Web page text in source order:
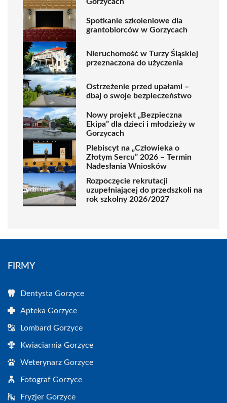
Spotkanie szkoleniowe dla
grantobiorców w Gorzycach
Nieruchomość w Turzy Śląskiej
przeznaczona do użyczenia
Ostrzeżenie przed upałami –
dbaj o swoje bezpieczeństwo
Nowy projekt „Bezpieczna
Ekipa” dla dzieci i młodzieży w
Gorzycach
Plebiscyt na „Człowieka o
Złotym Sercu” 2026 – Termin
Nadesłania Wniosków
Rozpoczęcie rekrutacji
uzupełniającej do przedszkoli na
rok szkolny 2026/2027
FIRMY
Dentysta Gorzyce
Apteka Gorzyce
Lombard Gorzyce
Kwiaciarnia Gorzyce
Weterynarz Gorzyce
Fotograf Gorzyce
Fryzjer Gorzyce